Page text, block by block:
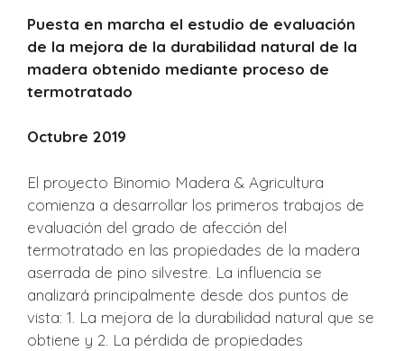
Puesta en marcha el estudio de evaluación
de la mejora de la durabilidad natural de la
madera obtenido mediante proceso de
termotratado
Octubre 2019
El proyecto Binomio Madera & Agricultura
comienza a desarrollar los primeros trabajos de
evaluación del grado de afección del
termotratado en las propiedades de la madera
aserrada de pino silvestre. La influencia se
analizará principalmente desde dos puntos de
vista: 1. La mejora de la durabilidad natural que se
obtiene y 2. La pérdida de propiedades